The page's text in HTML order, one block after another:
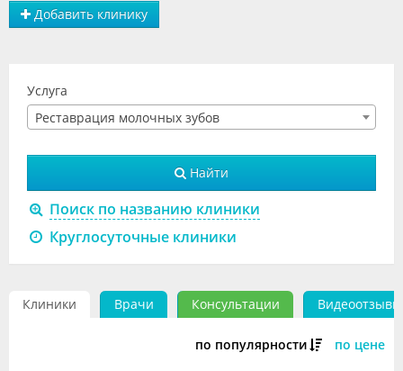
Вакансии
Объявления
Клиники
Специалисты
Добавить клинику
Услуга
Реставрация молочных зубов
Найти
Поиск по названию клиники
Круглосуточные клиники
Клиники Врачи Консультации Видеоотзывы
по популярности по цене